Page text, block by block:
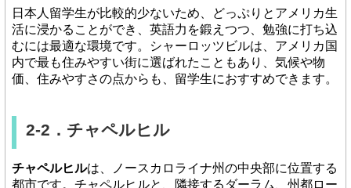
日本人留学生が比較的少ないため、どっぷりとアメリカ生
活に浸かることができ、英語力を鍛えつつ、勉強に打ち込
むには最適な環境です。シャーロッツビルは、アメリカ国
内で最も住みやすい街に選ばれたこともあり、気候や物
価、住みやすさの点からも、留学生におすすめできます。
2-2．チャペルヒル
チャペルヒルは、ノースカロライナ州の中央部に位置する
都市です。チャペルヒルと、隣接するダーラム、州都ロー